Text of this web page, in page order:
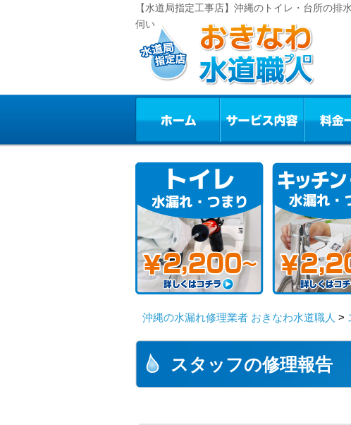
【水道局指定工事店】沖縄のトイレ・台所の
伺い
沖縄の水漏れ修理業者 おきなわ水道職人 >
スタッフの修理報告